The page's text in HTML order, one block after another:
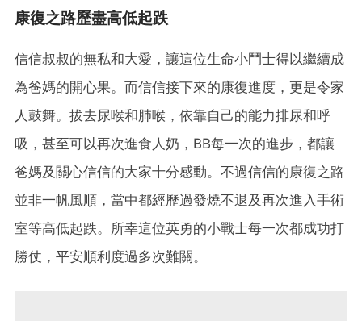
康復之路歷盡高低起跌
信信叔叔的無私和大愛，讓這位生命小鬥士得以繼續成
為爸媽的開心果。而信信接下來的康復進度，更是令家
人鼓舞。拔去尿喉和肺喉，依靠自己的能力排尿和呼
吸，甚至可以再次進食人奶，BB每一次的進步，都讓
爸媽及關心信信的大家十分感動。不過信信的康復之路
並非一帆風順，當中都經歷過發燒不退及再次進入手術
室等高低起跌。所幸這位英勇的小戰士每一次都成功打
勝仗，平安順利度過多次難關。